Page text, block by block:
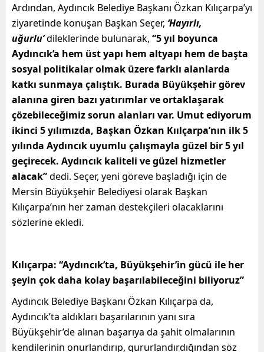
Ardından, Aydıncık Belediye Başkanı Özkan Kılıçarpa’yı
ziyaretinde konuşan Başkan Seçer, ‘Hayırlı,
uğurlu’dileklerinde bulunarak, “5 yıl boyunca
Aydıncık’a hem üst yapı hem altyapı hem de başta
sosyal politikalar olmak üzere farklı alanlarda
katkı sunmaya çalıştık. Burada Büyükşehir görev
alanına giren bazı yatırımlar ve ortaklaşarak
çözebileceğimiz sorun alanları var. Umut ediyorum
ikinci 5 yılımızda, Başkan Özkan Kıılçarpa’nın ilk 5
yılında Aydıncık uyumlu çalışmayla güzel bir 5 yıl
geçirecek. Aydıncık kaliteli ve güzel hizmetler
alacak”dedi. Seçer, yeni göreve başladığı için de
Mersin Büyükşehir Belediyesi olarak Başkan
Kılıçarpa’nın her zaman destekçileri olacaklarını
sözlerine ekledi.
Kılıçarpa: “Aydıncık’ta, Büyükşehir’in gücü ile her
şeyin çok daha kolay başarılabileceğini biliyoruz”
Aydıncık Belediye Başkanı Özkan Kılıçarpa da,
Aydıncık’ta aldıkları başarılarının yanı sıra
Büyükşehir’de alınan başarıya da şahit olmalarının
kendilerinin onurlandırıp, gururlandırdığından söz